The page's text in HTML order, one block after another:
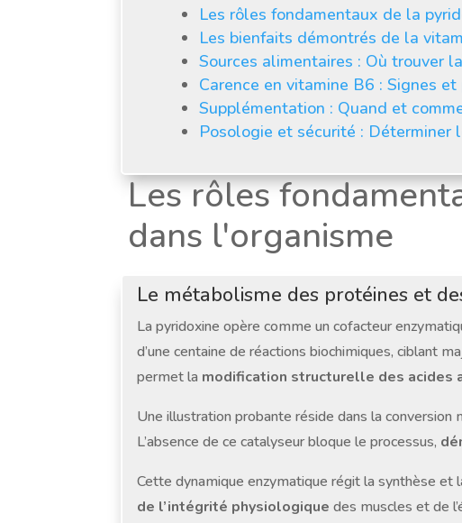
Les rôles fondamentaux de la
Les bienfaits démontrés de la
Sources alimentaires : Où trouver
Carence en vitamine B6 : Signes
Supplémentation : Quand et
Posologie et sécurité : Déterminer
Les rôles
dans l'organisme
Le métabolisme des protéines et
La pyridoxine opère comme un cofacteur
d’une centaine de réactions biochimiques, ciblant
permet la modification structurelle des acides
Une illustration probante réside dans la
L’absence de ce catalyseur bloque le processus,
Cette dynamique enzymatique régit la synthèse et
de l’intégrité physiologique des muscles et de